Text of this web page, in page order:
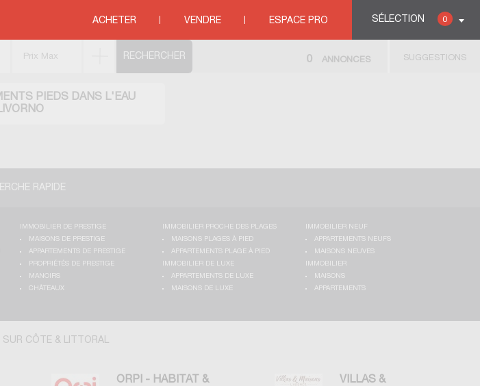
SÉLECTION 0
ACHETER VENDRE ESPACE PRO
PIEDS DANS L'EAU
SUGGESTIONS
0 ANNONCES
RAPIDE
IMMOBILIER DE PRESTIGE
MAISONS DE PRESTIGE
APPARTEMENTS DE PRESTIGE
PROPRIÉTÉS DE PRESTIGE
MANOIRS
CHÂTEAUX
IMMOBILIER PROCHE DES PLAGES
MAISONS PLAGES À PIED
APPARTEMENTS PLAGE À PIED
IMMOBILIER NEUF
APPARTEMENTS NEUFS
MAISONS NEUVES
IMMOBILIER DE LUXE
APPARTEMENTS DE LUXE
MAISONS DE LUXE
IMMOBILIER
MAISONS
APPARTEMENTS
SUR CÔTE & LITTORAL
ORPI - HABITAT &
VILLAS &